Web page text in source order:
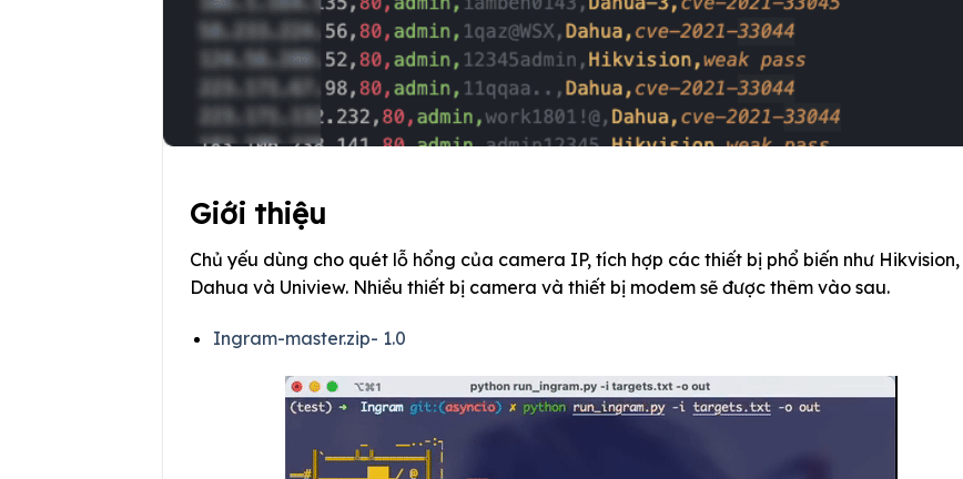
Giới thiệu
Chủ yếu dùng cho quét lỗ hổng của camera IP, tích hợp các thiết bị phổ biến như Hikvision,
Dahua và Uniview. Nhiều thiết bị camera và thiết bị modem sẽ được thêm vào sau.
Ingram-master.zip- 1.0